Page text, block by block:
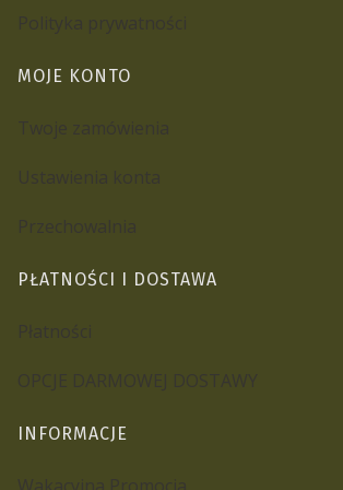
MOJE KONTO
PŁATNOŚCI I DOSTAWA
INFORMACJE